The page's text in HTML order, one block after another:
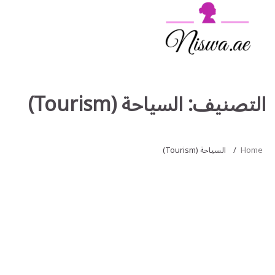
content
التصنيف:السياحة (Tourism)
Home السياحة (Tourism)